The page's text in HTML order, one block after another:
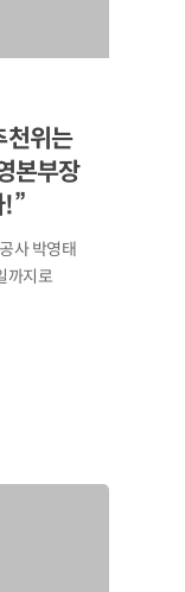
천위는
본부장
!”
사 박영태
까지로